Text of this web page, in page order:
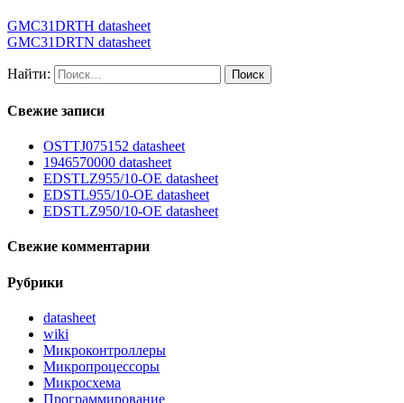
GMC31DRTH datasheet
GMC31DRTN datasheet
Найти:
Свежие записи
OSTTJ075152 datasheet
1946570000 datasheet
EDSTLZ955/10-OE datasheet
EDSTL955/10-OE datasheet
EDSTLZ950/10-OE datasheet
Свежие комментарии
Рубрики
datasheet
wiki
Микроконтроллеры
Микропроцессоры
Микросхема
Программирование